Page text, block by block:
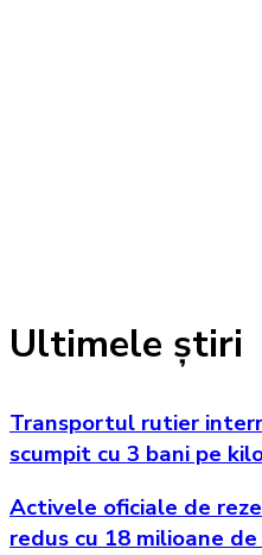
Ultimele știri
Transportul rutier
scumpit cu 3 bani pe
Activele oficiale de
redus cu 18 milioane